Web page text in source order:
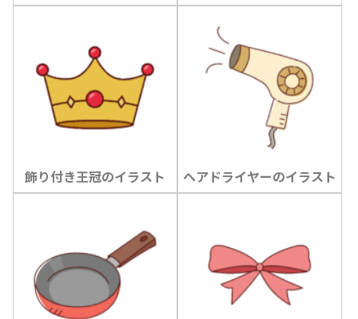
飾り付き王冠のイラスト ヘアドライヤーのイラスト